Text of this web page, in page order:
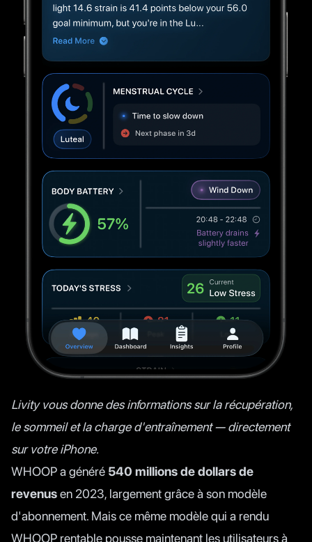
Livity vous donne des informations sur la récupération,
le sommeil et la charge d'entraînement — directement
sur votre iPhone.
WHOOP a généré 540 millions de dollars de
revenusen 2023, largement grâce à son modèle
d'abonnement. Mais ce même modèle qui a rendu
WHOOP rentable pousse maintenant les utilisateurs à